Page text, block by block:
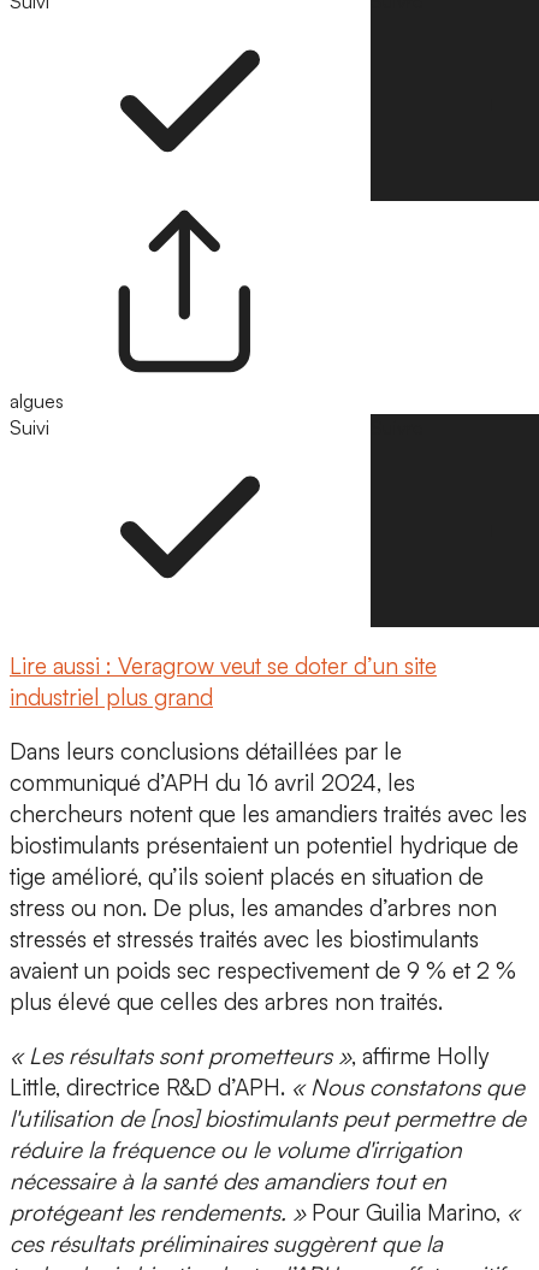
algues
Suivi
Lire aussi : Veragrow veut se doter d’un site
industriel plus grand
Dans leurs conclusions détaillées par le
communiqué d’APH du 16 avril 2024, les
chercheurs notent que les amandiers traités avec les
biostimulants présentaient un potentiel hydrique de
tige amélioré, qu’ils soient placés en situation de
stress ou non. De plus, les amandes d’arbres non
stressés et stressés traités avec les biostimulants
avaient un poids sec respectivement de 9 % et 2 %
plus élevé que celles des arbres non traités.
« Les résultats sont prometteurs », affirme Holly
Little, directrice R&D d’APH. « Nous constatons que
l'utilisation de [nos] biostimulants peut permettre de
réduire la fréquence ou le volume d'irrigation
nécessaire à la santé des amandiers tout en
protégeant les rendements. »Pour Guilia Marino, «
ces résultats préliminaires suggèrent que la